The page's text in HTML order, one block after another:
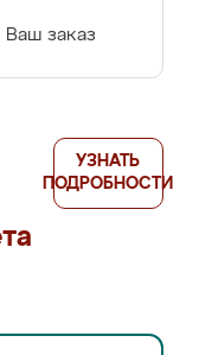
заказ
УЗНАТЬ
ПОДРОБНОСТИ